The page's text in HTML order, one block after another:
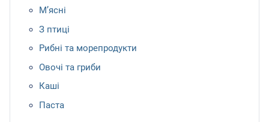
М’ясні
З птиці
Рибні та морепродукти
Овочі та гриби
Каші
Паста